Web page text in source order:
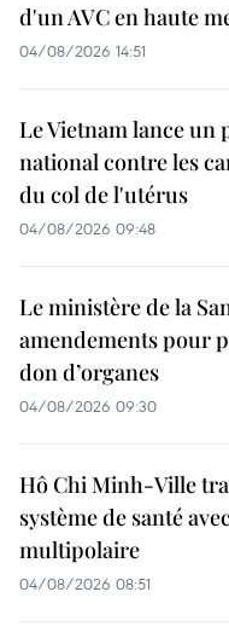
d'un AVC en haute
04/08/2026 14:51
Le Vietnam lance un
national contre les
du col de l'utérus
04/08/2026 09:48
Le ministère de la
amendements pour
don d’organes
04/08/2026 09:30
Hô Chi Minh-Ville
système de santé
multipolaire
04/08/2026 08:51